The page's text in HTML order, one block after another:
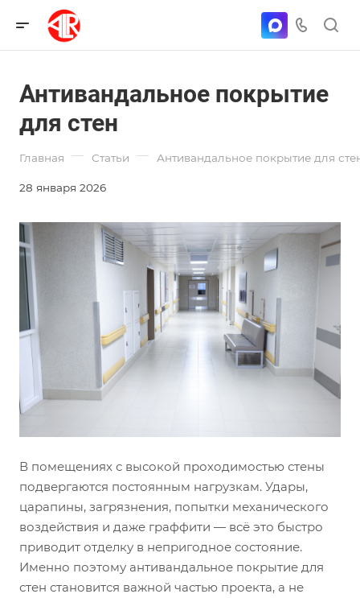
Антивандальное покрытие
для стен
Главная — Статьи — Антивандальное покрытие для
28 января 2026
В помещениях с высокой проходимостью стены
подвергаются постоянным нагрузкам. Удары,
царапины, загрязнения, попытки механического
воздействия и даже граффити — всё это быстро
приводит отделку в непригодное состояние.
Именно поэтому антивандальное покрытие для
стен становится важной частью проекта, а не